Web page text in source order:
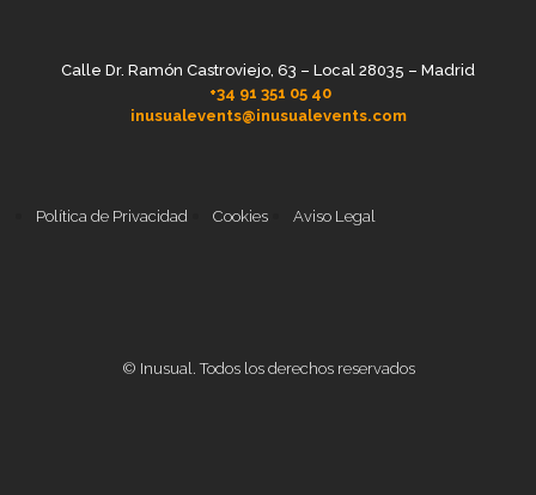
Calle Dr. Ramón Castroviejo, 63 – Local 28035 – Madrid
+34 91 351 05 40
inusualevents@inusualevents.com
Política de Privacidad Cookies Aviso Legal
© Inusual. Todos los derechos reservados